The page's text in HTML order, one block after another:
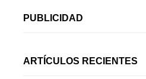
PUBLICIDAD
ARTÍCULOS RECIENTES